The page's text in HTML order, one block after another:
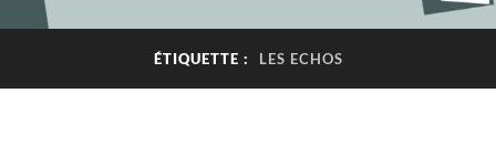
ÉTIQUETTE : LES ECHOS